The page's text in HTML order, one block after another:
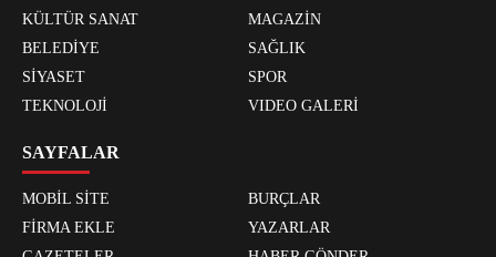
KÜLTÜR SANAT
MAGAZİN
BELEDİYE
SAĞLIK
SİYASET
SPOR
TEKNOLOJİ
VIDEO GALERİ
SAYFALAR
MOBİL SİTE
BURÇLAR
FİRMA EKLE
YAZARLAR